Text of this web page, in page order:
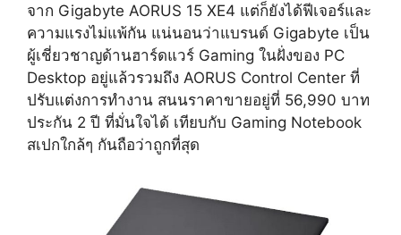
จาก Gigabyte AORUS 15 XE4 แต่ก็ยังได้ฟีเจอร์และ
ความแรงไม่แพ้กัน แน่นอนว่าแบรนด์ Gigabyte เป็น
ผู้เชี่ยวชาญด้านฮาร์ดแวร์ Gaming ในฝั่งของ PC
Desktop อยู่แล้วรวมถึง AORUS Control Center ที่
ปรับแต่งการทำงาน สนนราคาขายอยู่ที่ 56,990 บาท
ประกัน 2 ปี ที่มั่นใจได้ เทียบกับ Gaming Notebook
สเปกใกล้ๆ กันถือว่าถูกที่สุด